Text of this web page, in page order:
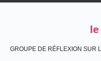
GROUPE DE RÉFLEXION SUR